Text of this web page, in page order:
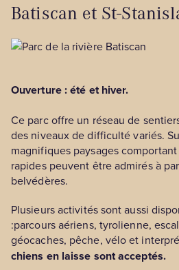
Batiscan et St-
Ouverture : été et hiver.
Ce parc offre un réseau de
des niveaux de difficulté variés.
magnifiques paysages
rapides peuvent être admirés à
belvédères.
Plusieurs activités sont aussi
:parcours aériens, tyrolienne,
géocaches, pêche, vélo et
chiens en laisse sont acceptés.